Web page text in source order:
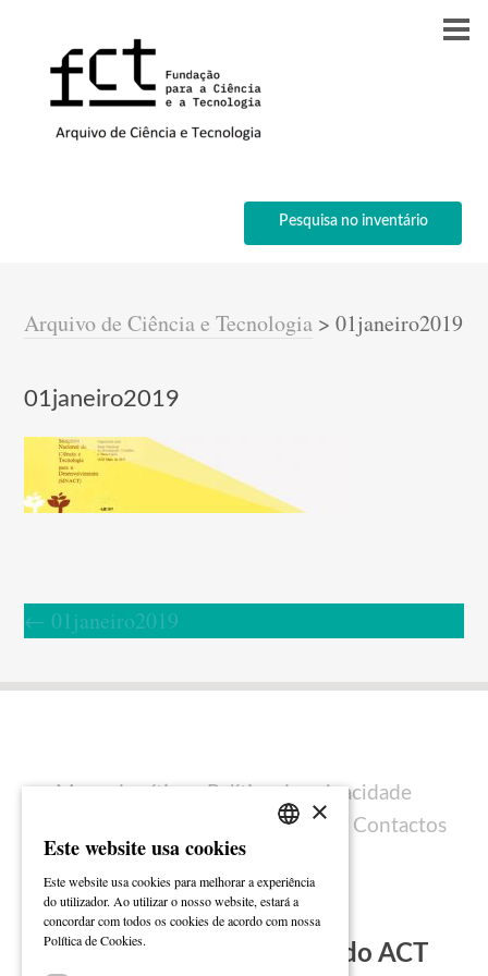
Pesquisa no inventário
Arquivo de Ciência e Tecnologia >01janeiro2019
01janeiro2019
← 01janeiro2019
Mapa do sítio
Política de privacidade
Ficha técnica Contactos
Subscreva a Newsletter do ACT
ENGLISH
×
Este website usa cookies
Este website usa cookies para melhorar a experiência
do utilizador. Ao utilizar o nosso website, estará a
concordar com todos os cookies de acordo com nossa
Política de Cookies.